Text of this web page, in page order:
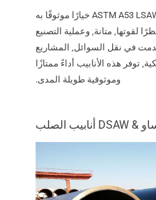
تعتبر الأنابيب الفولاذية ASTM A53 LSAW خيارًا موثوقًا به
لقوتها, متانة, وعملية التصنيع
في نقل السوائل, المشاريع
توفر هذه الأنابيب أداءً ممتازًا
وموثوقية طويلة المدى.